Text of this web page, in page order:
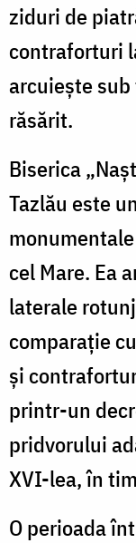
ziduri de
contraforturi
arcuiește
răsărit.
Biserica
Tazlău este
cel Mare. Ea
laterale
comparație
și
printr-un
pridvorului
XVI-lea, în
O perioada